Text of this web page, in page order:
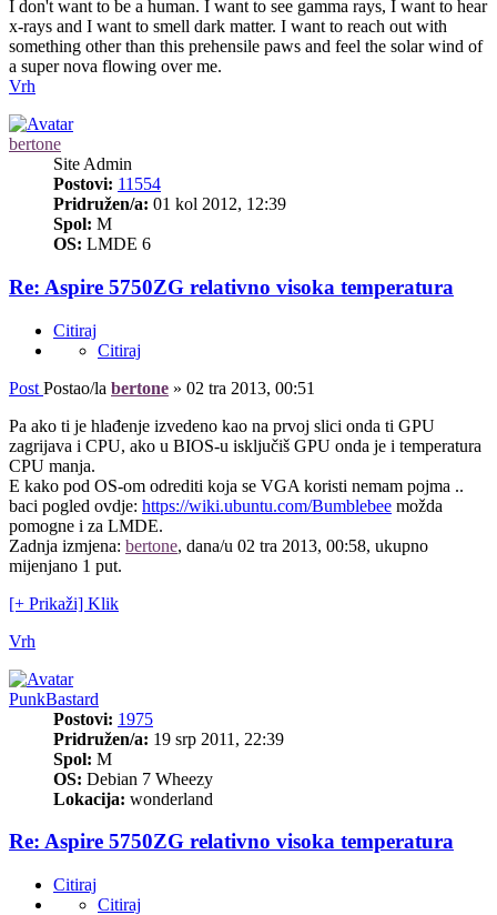
I don't want to be a human. I want to see gamma rays, I want to hear
x-rays and I want to smell dark matter. I want to reach out with
something other than this prehensile paws and feel the solar wind of
a super nova flowing over me.
Vrh
bertone
Site Admin
Postovi: 11554
Pridružen/a: 01 kol 2012, 12:39
Spol: M
OS: LMDE 6
Re: Aspire 5750ZG relativno visoka temperatura
Citiraj
Citiraj
Post Postao/la bertone » 02 tra 2013, 00:51
Pa ako ti je hlađenje izvedeno kao na prvoj slici onda ti GPU
zagrijava i CPU, ako u BIOS-u isključiš GPU onda je i temperatura
CPU manja.
E kako pod OS-om odrediti koja se VGA koristi nemam pojma ..
baci pogled ovdje: https://wiki.ubuntu.com/Bumblebee možda
pomogne i za LMDE.
Zadnja izmjena: bertone, dana/u 02 tra 2013, 00:58, ukupno
mijenjano 1 put.
[+ Prikaži] Klik
Vrh
PunkBastard
Postovi: 1975
Pridružen/a: 19 srp 2011, 22:39
Spol: M
OS: Debian 7 Wheezy
Lokacija: wonderland
Re: Aspire 5750ZG relativno visoka temperatura
Citiraj
Citiraj